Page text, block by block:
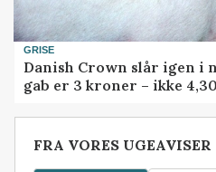
GRISE
Danish Crown slår igen i
gab er 3 kroner – ikke 4,30
FRA VORES UGEAVISER